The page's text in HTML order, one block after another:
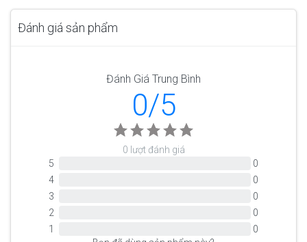
Đánh giá sản phẩm
Đánh Giá Trung Bình
0/5
0 lượt đánh giá
5
0
4
0
3
0
2
0
1
0